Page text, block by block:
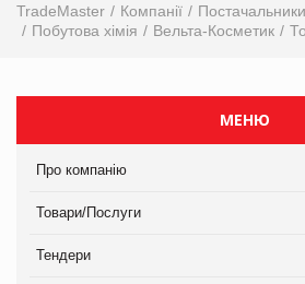
TradeMaster Компанії
Побутова хімія
Вельта-Косметик
МЕНЮ
Про компанію
Товари/Послуги
Тендери